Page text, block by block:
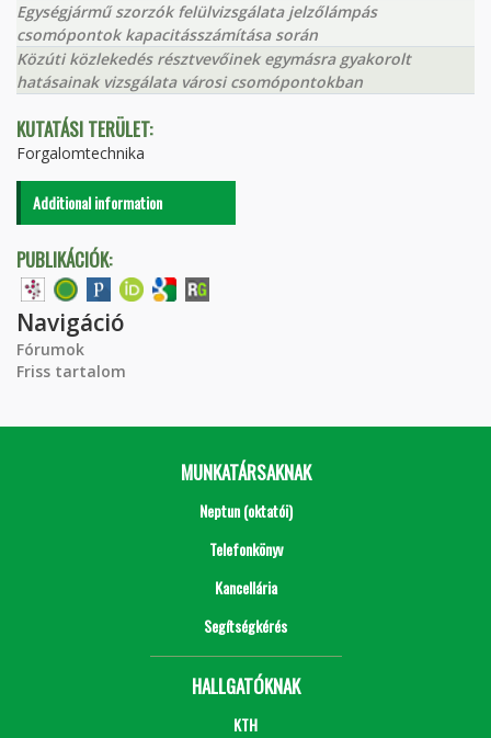
Egységjármű szorzók felülvizsgálata jelzőlámpás
csomópontok kapacitásszámítása során
Közúti közlekedés résztvevőinek egymásra gyakorolt
hatásainak vizsgálata városi csomópontokban
KUTATÁSI TERÜLET:
Forgalomtechnika
Additional information
PUBLIKÁCIÓK:
Navigáció
Fórumok
Friss tartalom
MUNKATÁRSAKNAK
Neptun (oktatói)
Telefonkönyv
Kancellária
Segítségkérés
HALLGATÓKNAK
KTH